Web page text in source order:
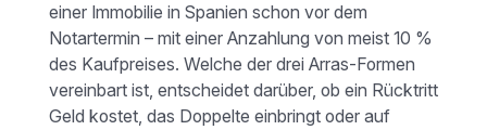
einer Immobilie in Spanien schon vor dem
Notartermin – mit einer Anzahlung von meist 10 %
des Kaufpreises. Welche der drei Arras-Formen
vereinbart ist, entscheidet darüber, ob ein Rücktritt
Geld kostet, das Doppelte einbringt oder auf